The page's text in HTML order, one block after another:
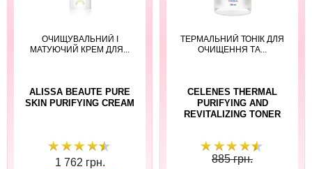
ОЧИЩУВАЛЬНИЙ І
МАТУЮЧИЙ КРЕМ ДЛЯ...
ALISSA BEAUTE PURE
SKIN PURIFYING CREAM
1 762 грн.
ТЕРМАЛЬНИЙ ТОНІК ДЛЯ
ОЧИЩЕННЯ ТА...
CELENES THERMAL
PURIFYING AND
REVITALIZING TONER
885 грн.